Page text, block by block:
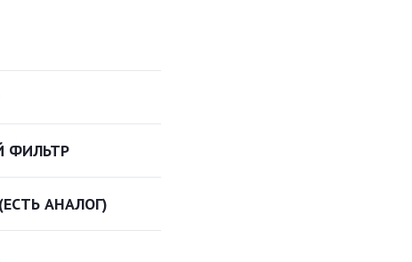
ФИЛЬТР
(ЕСТЬ АНАЛОГ)